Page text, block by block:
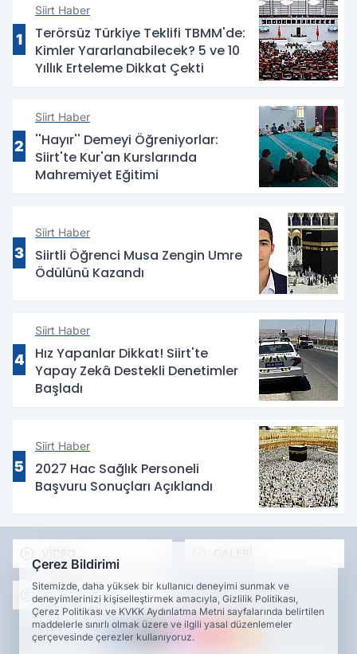
1
Siirt Haber
Terörsüz Türkiye Teklifi TBMM'de:
Kimler Yararlanabilecek? 5 ve 10
Yıllık Erteleme Dikkat Çekti
2
Siirt Haber
''Hayır'' Demeyi Öğreniyorlar:
Siirt'te Kur'an Kurslarında
Mahremiyet Eğitimi
3
Siirt Haber
Siirtli Öğrenci Musa Zengin Umre
Ödülünü Kazandı
4
Siirt Haber
Hız Yapanlar Dikkat! Siirt'te
Yapay Zekâ Destekli Denetimler
Başladı
5
Siirt Haber
2027 Hac Sağlık Personeli
Başvuru Sonuçları Açıklandı
YAZARLAR
Çerez Bildirimi
Sitemizde, daha yüksek bir kullanıcı deneyimi sunmak ve
deneyimlerinizi kişiselleştirmek amacıyla, Gizlilik Politikası,
Çerez Politikası ve KVKK Aydınlatma Metni sayfalarında belirtilen
maddelerle sınırlı olmak üzere ve ilgili yasal düzenlemeler
çerçevesinde çerezler kullanıyoruz.